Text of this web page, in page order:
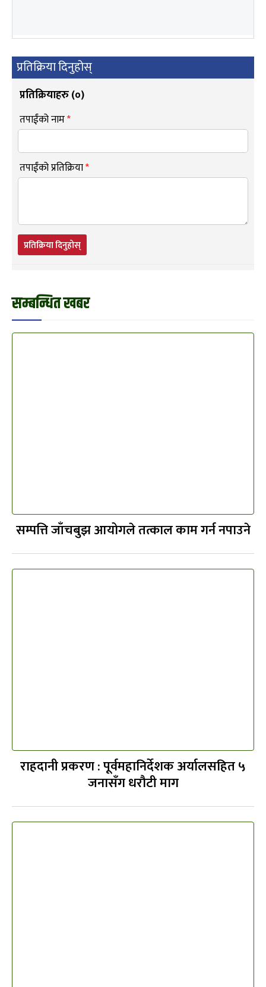
प्रतिक्रिया दिनुहोस्
प्रतिक्रियाहरु (०)
तपाईंको नाम*
तपाईंको प्रतिक्रिया*
प्रतिक्रिया दिनुहोस्
सम्बन्धित खबर
सम्पत्ति जाँचबुझ आयोगले तत्काल काम गर्न नपाउने
राहदानी प्रकरण : पूर्वमहानिर्देशक अर्यालसहित ५
जनासँग धरौटी माग